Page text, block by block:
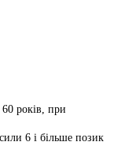
60 років, при
6 і більше позик